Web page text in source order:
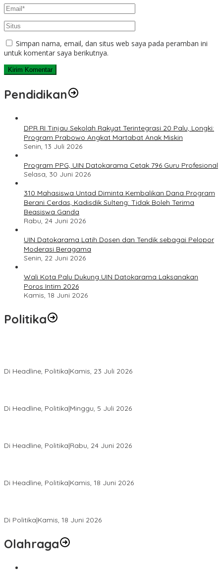
Simpan nama, email, dan situs web saya pada peramban ini
untuk komentar saya berikutnya.
Pendidikan
DPR RI Tinjau Sekolah Rakyat Terintegrasi 20 Palu, Longki:
Program Prabowo Angkat Martabat Anak Miskin
Senin, 13 Juli 2026
Program PPG, UIN Datokarama Cetak 796 Guru Profesional
Selasa, 30 Juni 2026
310 Mahasiswa Untad Diminta Kembalikan Dana Program
Berani Cerdas, Kadisdik Sulteng: Tidak Boleh Terima
Beasiswa Ganda
Rabu, 24 Juni 2026
UIN Datokarama Latih Dosen dan Tendik sebagai Pelopor
Moderasi Beragama
Senin, 22 Juni 2026
Wali Kota Palu Dukung UIN Datokarama Laksanakan
Poros Intim 2026
Kamis, 18 Juni 2026
Politika
Di Headline, Politika|Kamis, 23 Juli 2026
Di Headline, Politika|Minggu, 5 Juli 2026
Di Headline, Politika|Rabu, 24 Juni 2026
Di Headline, Politika|Kamis, 18 Juni 2026
Di Politika|Kamis, 18 Juni 2026
Olahraga